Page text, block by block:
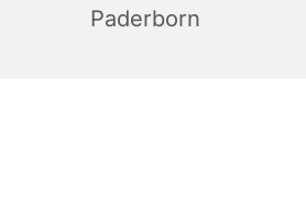
Paderborn